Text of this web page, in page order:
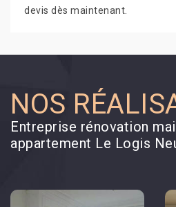
devis dès maintenant.
NOS
Entreprise rénovation
appartement Le Logis